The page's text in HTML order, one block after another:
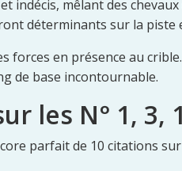
indécis, mêlant des chevaux
déterminants sur la piste
forces en présence au
de base incontournable.
les N° 1, 3,
parfait de 10 citations